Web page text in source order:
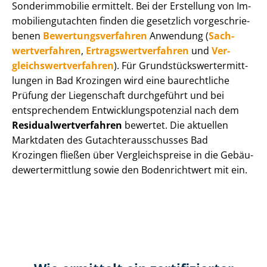
Sonderimmobilie ermittelt. Bei der Erstellung von Im­
mo­bi­li­en­gut­ach­ten finden die gesetzlich vor­ge­schrie­
be­nen Be­wer­tungs­ver­fah­ren Anwendung (Sach­
wert­ver­fah­ren, Er­trags­wert­ver­fah­ren und Ver­
gleichs­wert­ver­fah­ren). Für Grund­stücks­wert­ermitt­
lun­gen in Bad Krozingen wird eine baurechtliche
Prüfung der Liegenschaft durchgeführt und bei
entsprechendem Ent­wick­lungs­po­ten­zi­al nach dem
Re­si­du­al­wert­ver­fah­ren bewertet. Die aktuellen
Marktdaten des Gut­ach­ter­aus­schus­ses Bad
Krozingen fließen über Ver­gleichs­prei­se in die Ge­bäu­
de­wert­ermitt­lung sowie den Bodenrichtwert mit ein.